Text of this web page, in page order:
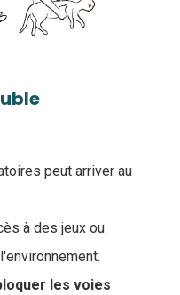
peut arriver au
à des jeux ou
les voies